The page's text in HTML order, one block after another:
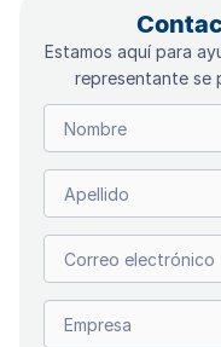
Estamos aquí para
representante se